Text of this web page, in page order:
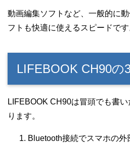
動画編集ソフトなど、一般的に
フトも快適に使えるスピードです
LIFEBOOK CH90の
LIFEBOOK CH90は冒頭でも書
ります。
Bluetooth接続でスマホの外